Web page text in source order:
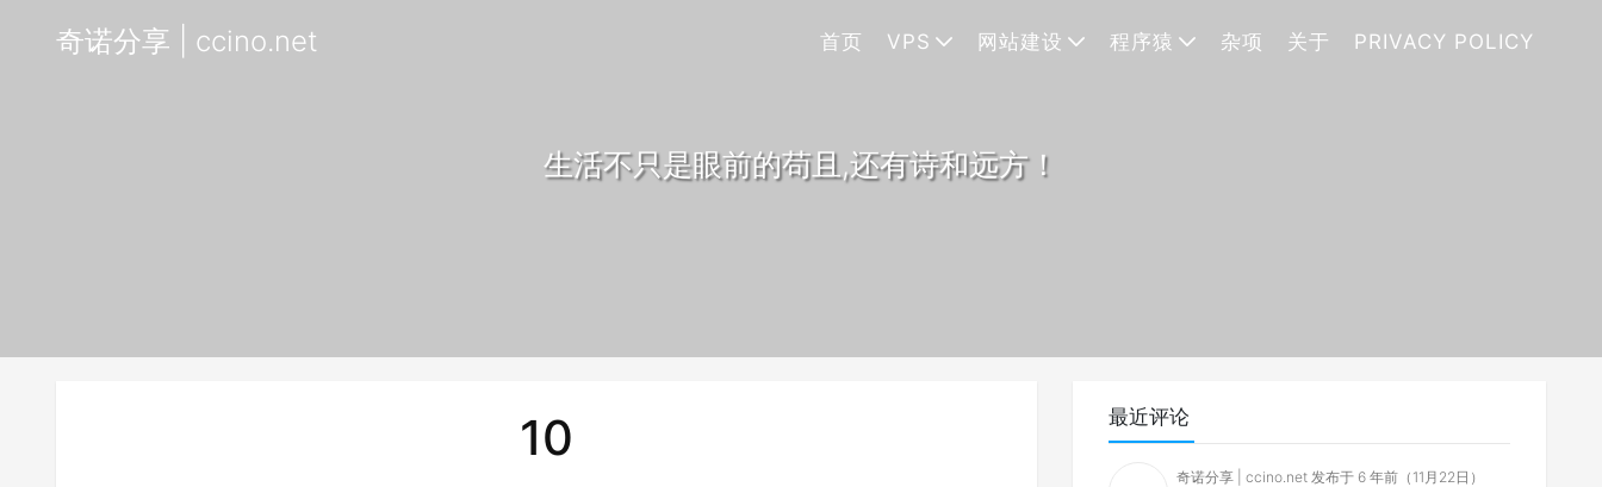
奇诺分享 | ccino.net 首页 VPS 网站建设 程序猿 杂项 关于 PRIVACY POLICY
生活不只是眼前的苟且,还有诗和远方！
10 最近评论
奇诺分享 | ccino.net 发布于 6 年前（11月22日）